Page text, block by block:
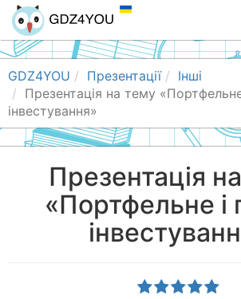
GDZ4YOU Презентації
Інші
Презентація на тему
інвестування»
Презентація
«Портфельне і